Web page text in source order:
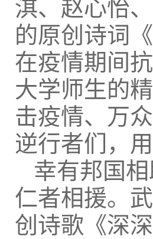
淇、赵心怡
的原创诗词
在疫情期间
大学师生的
击疫情、万
逆行者们，
幸有邦国
仁者相援。
创诗歌《深